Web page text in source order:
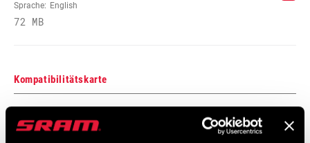
Sprache: English
72 MB
Kompatibilitätskarte
Sprache: English